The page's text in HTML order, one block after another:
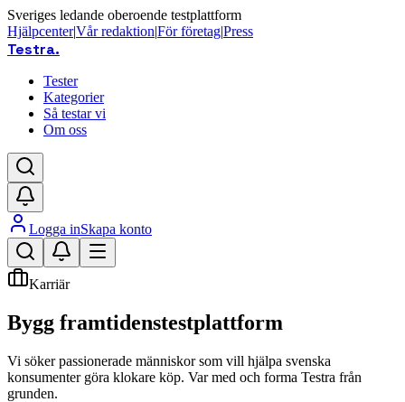
Sveriges ledande oberoende testplattform
Hjälpcenter|Vår redaktion|För företag|Press
Testra.
Tester
Kategorier
Så testar vi
Om oss
Logga inSkapa konto
Karriär
Bygg framtidenstestplattform
Vi söker passionerade människor som vill hjälpa svenska
konsumenter göra klokare köp. Var med och forma Testra från
grunden.